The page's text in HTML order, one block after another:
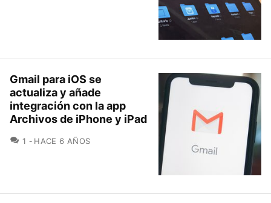
Gmail para iOS se
actualiza y añade
integración con la app
Archivos de iPhone y iPad
1 COMENTARIOS
HACE 6 AÑOS